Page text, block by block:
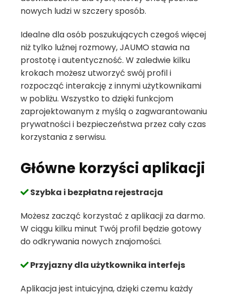
nowych ludzi w szczery sposób.
Idealne dla osób poszukujących czegoś więcej
niż tylko luźnej rozmowy, JAUMO stawia na
prostotę i autentyczność. W zaledwie kilku
krokach możesz utworzyć swój profil i
rozpocząć interakcję z innymi użytkownikami
w pobliżu. Wszystko to dzięki funkcjom
zaprojektowanym z myślą o zagwarantowaniu
prywatności i bezpieczeństwa przez cały czas
korzystania z serwisu.
Główne korzyści aplikacji
Szybka i bezpłatna rejestracja
Możesz zacząć korzystać z aplikacji za darmo.
W ciągu kilku minut Twój profil będzie gotowy
do odkrywania nowych znajomości.
Przyjazny dla użytkownika interfejs
Aplikacja jest intuicyjna, dzięki czemu każdy